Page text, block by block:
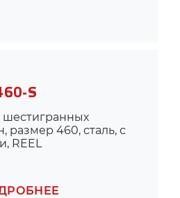
S
шестигранных
размер 460, сталь, с
REEL